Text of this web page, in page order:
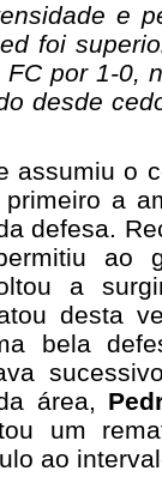
e
foi
por 1-0,
desde
assumiu o
a
defesa.
ao
a
desta
bela
área,
um
ao